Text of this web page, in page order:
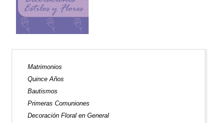
Matrimonios
Quince Años
Bautismos
Primeras Comuniones
Decoración Floral en General